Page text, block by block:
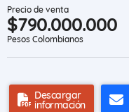
Precio de venta
$790.000.000
Pesos Colombianos
Descargar
información